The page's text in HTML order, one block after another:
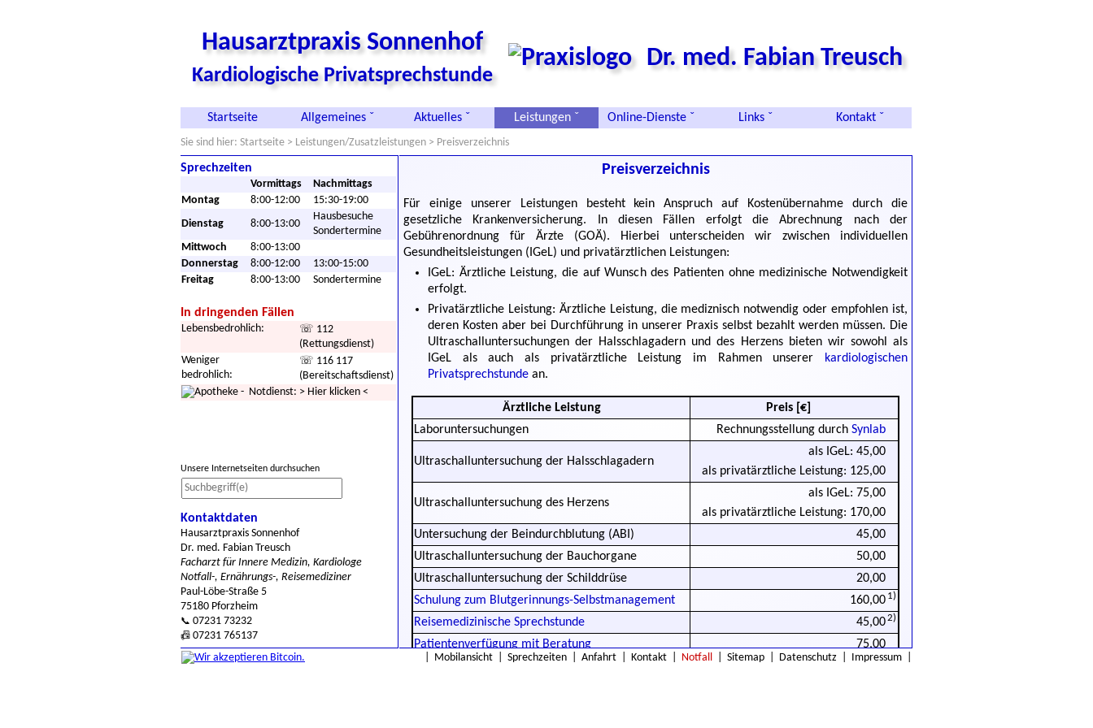
Hausarztpraxis Sonnenhof
Kardiologische Privatsprechstunde
Dr. med. Fabian Treusch
Startseite Allgemeines ˇ Aktuelles ˇ Leistungen ˇ Online-Dienste ˇ Links ˇ Kontakt ˇ
Sie sind hier: Startseite > Leistungen/Zusatzleistungen > Preisverzeichnis
Sprechzeiten
Vormittags
Nachmittags
Montag
8:00-12:00
15:30-19:00
Dienstag
8:00-13:00
Hausbesuche
Sondertermine
Mittwoch
8:00-13:00
Donnerstag
8:00-12:00
13:00-15:00
Freitag
8:00-13:00 Sondertermine
In dringenden Fällen
Lebensbedrohlich:
☏ 112
(Rettungsdienst)
Weniger
bedrohlich:
☏ 116 117
(Bereitschaftsdienst)
- Notdienst: > Hier klicken <
Unsere Internetseiten durchsuchen
Kontaktdaten
Hausarztpraxis Sonnenhof
Dr. med. Fabian Treusch
Facharzt für Innere Medizin, Kardiologe
Notfall-, Ernährungs-, Reisemediziner
Paul-Löbe-Straße 5
75180 Pforzheim
📞 07231 73232
📠 07231 765137
Preisverzeichnis
Für einige unserer Leistungen besteht kein Anspruch auf Kostenübernahme durch die
gesetzliche Krankenversicherung. In diesen Fällen erfolgt die Abrechnung nach der
Gebührenordnung für Ärzte (GOÄ). Hierbei unterscheiden wir zwischen individuellen
Gesundheitsleistungen (IGeL) und privatärztlichen Leistungen:
IGeL: Ärztliche Leistung, die auf Wunsch des Patienten ohne medizinische Notwendigkeit
erfolgt.
Privatärztliche Leistung: Ärztliche Leistung, die mediznisch notwendig oder empfohlen ist,
deren Kosten aber bei Durchführung in unserer Praxis selbst bezahlt werden müssen. Die
Ultraschalluntersuchungen der Halsschlagadern und des Herzens bieten wir sowohl als
IGeL als auch als privatärztliche Leistung im Rahmen unserer
kardiologischen
Privatsprechstunde an.
Ärztliche Leistung
Preis [€]
Laboruntersuchungen
Rechnungsstellung durch Synlab
Ultraschalluntersuchung der Halsschlagadern
als IGeL: 45,00
als privatärztliche Leistung: 125,00
Ultraschalluntersuchung des Herzens
als IGeL: 75,00
als privatärztliche Leistung: 170,00
Untersuchung der Beindurchblutung (ABI)
45,00
Ultraschalluntersuchung der Bauchorgane
50,00
Ultraschalluntersuchung der Schilddrüse
20,00
Schulung zum Blutgerinnungs-Selbstmanagement
160,00 1)
Reisemedizinische Sprechstunde 45,002)
Patientenverfügung mit Beratung
75,00
Tauchtauglichkeitsuntersuchung
unter 39 Jahre: 75,00
Mobilansicht Sprechzeiten Anfahrt Kontakt Notfall Sitemap Datenschutz Impressum